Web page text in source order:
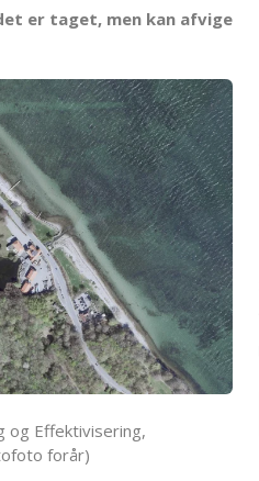
er taget, men kan afvige
og Effektivisering,
forår)